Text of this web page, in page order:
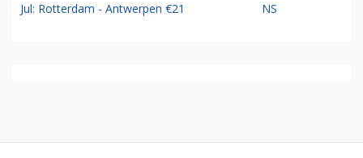
Jul: Rotterdam - Antwerpen €21 NS